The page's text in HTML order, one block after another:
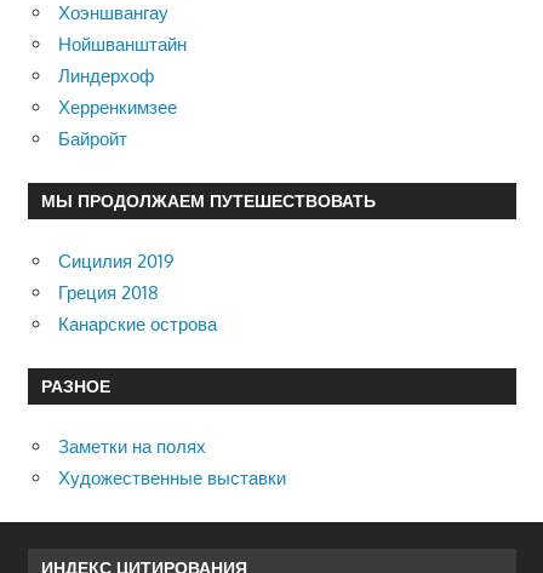
Хоэншвангау
Нойшванштайн
Линдерхоф
Херренкимзее
Байройт
МЫ ПРОДОЛЖАЕМ ПУТЕШЕСТВОВАТЬ
Сицилия 2019
Греция 2018
Канарские острова
РАЗНОЕ
Заметки на полях
Художественные выставки
ИНДЕКС ЦИТИРОВАНИЯ